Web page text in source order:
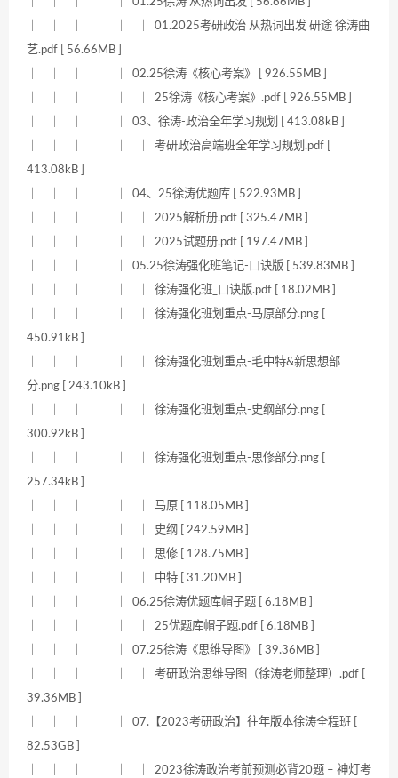
｜ ｜ ｜ ｜ ｜ ｜ 01.2025考研政治 从热词出发 研途 徐涛曲
艺.pdf [ 56.66MB ]
｜ ｜ ｜ ｜ ｜ 02.25徐涛《核心考案》 [ 926.55MB ]
｜ ｜ ｜ ｜ ｜ ｜ 25徐涛《核心考案》.pdf [ 926.55MB ]
｜ ｜ ｜ ｜ ｜ 03、徐涛-政治全年学习规划 [ 413.08kB ]
｜ ｜ ｜ ｜ ｜ ｜ 考研政治高端班全年学习规划.pdf [
413.08kB ]
｜ ｜ ｜ ｜ ｜ 04、25徐涛优题库 [ 522.93MB ]
｜ ｜ ｜ ｜ ｜ ｜ 2025解析册.pdf [ 325.47MB ]
｜ ｜ ｜ ｜ ｜ ｜ 2025试题册.pdf [ 197.47MB ]
｜ ｜ ｜ ｜ ｜ 05.25徐涛强化班笔记-口诀版 [ 539.83MB ]
｜ ｜ ｜ ｜ ｜ ｜ 徐涛强化班_口诀版.pdf [ 18.02MB ]
｜ ｜ ｜ ｜ ｜ ｜ 徐涛强化班划重点-马原部分.png [
450.91kB ]
｜ ｜ ｜ ｜ ｜ ｜ 徐涛强化班划重点-毛中特&新思想部
分.png [ 243.10kB ]
｜ ｜ ｜ ｜ ｜ ｜ 徐涛强化班划重点-史纲部分.png [
300.92kB ]
｜ ｜ ｜ ｜ ｜ ｜ 徐涛强化班划重点-思修部分.png [
257.34kB ]
｜ ｜ ｜ ｜ ｜ ｜ 马原 [ 118.05MB ]
｜ ｜ ｜ ｜ ｜ ｜ 史纲 [ 242.59MB ]
｜ ｜ ｜ ｜ ｜ ｜ 思修 [ 128.75MB ]
｜ ｜ ｜ ｜ ｜ ｜ 中特 [ 31.20MB ]
｜ ｜ ｜ ｜ ｜ 06.25徐涛优题库帽子题 [ 6.18MB ]
｜ ｜ ｜ ｜ ｜ ｜ 25优题库帽子题.pdf [ 6.18MB ]
｜ ｜ ｜ ｜ ｜ 07.25徐涛《思维导图》 [ 39.36MB ]
｜ ｜ ｜ ｜ ｜ ｜ 考研政治思维导图（徐涛老师整理）.pdf [
39.36MB ]
｜ ｜ ｜ ｜ ｜ 07.【2023考研政治】往年版本徐涛全程班 [
82.53GB ]
｜ ｜ ｜ ｜ ｜ ｜ 2023徐涛政治考前预测必背20题 – 神灯考